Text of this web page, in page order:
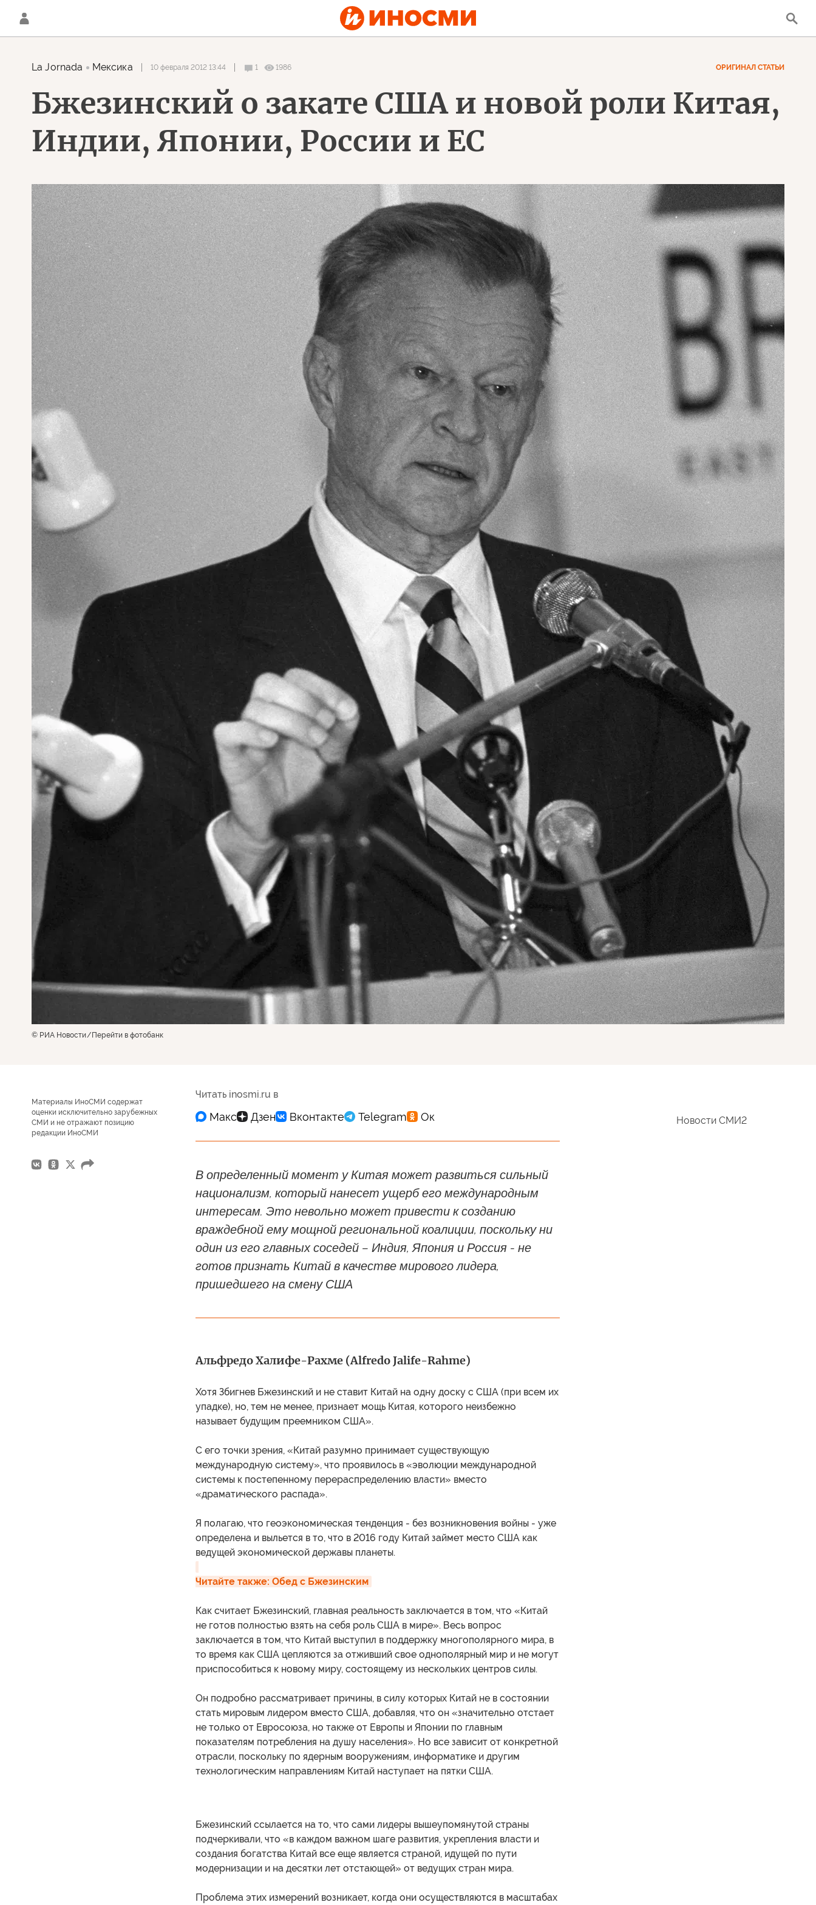
La Jornada Мексика 10 февраля 2012 13:44 1 1986 ОРИГИНАЛ СТАТЬИ
Бжезинский о закате США и новой роли Китая,
Индии, Японии, России и ЕС
© РИА Новости Перейти в фотобанк
Материалы ИноСМИ содержат
оценки исключительно зарубежных
СМИ и не отражают позицию
редакции ИноСМИ
Читать inosmi.ru в
В определенный момент у Китая может развиться сильный
национализм, который нанесет ущерб его международным
интересам. Это невольно может привести к созданию
враждебной ему мощной региональной коалиции, поскольку ни
один из его главных соседей – Индия, Япония и Россия - не
готов признать Китай в качестве мирового лидера,
пришедшего на смену США
Альфредо Халифе-Рахме (Alfredo Jalife-Rahme)
Хотя Збигнев Бжезинский и не ставит Китай на одну доску с США (при всем их
упадке), но, тем не менее, признает мощь Китая, которого неизбежно
называет будущим преемником США».
С его точки зрения, «Китай разумно принимает существующую
международную систему», что проявилось в «эволюции международной
системы к постепенному перераспределению власти» вместо
«драматического распада».
Я полагаю, что геоэкономическая тенденция - без возникновения войны - уже
определена и выльется в то, что в 2016 году Китай займет место США как
ведущей экономической державы планеты.
Читайте также: Обед с Бжезинским
Как считает Бжезинский, главная реальность заключается в том, что «Китай
не готов полностью взять на себя роль США в мире». Весь вопрос
заключается в том, что Китай выступил в поддержку многополярного мира, в
то время как США цепляются за отживший свое однополярный мир и не могут
приспособиться к новому миру, состоящему из нескольких центров силы.
Он подробно рассматривает причины, в силу которых Китай не в состоянии
стать мировым лидером вместо США, добавляя, что он «значительно отстает
не только от Евросоюза, но также от Европы и Японии по главным
показателям потребления на душу населения». Но все зависит от конкретной
отрасли, поскольку по ядерным вооружениям, информатике и другим
технологическим направлениям Китай наступает на пятки США.
Бжезинский ссылается на то, что сами лидеры вышеупомянутой страны
подчеркивали, что «в каждом важном шаге развития, укрепления власти и
создания богатства Китай все еще является страной, идущей по пути
модернизации и на десятки лет отстающей» от ведущих стран мира.
Проблема этих измерений возникает, когда они осуществляются в масштабах
Новости СМИ2